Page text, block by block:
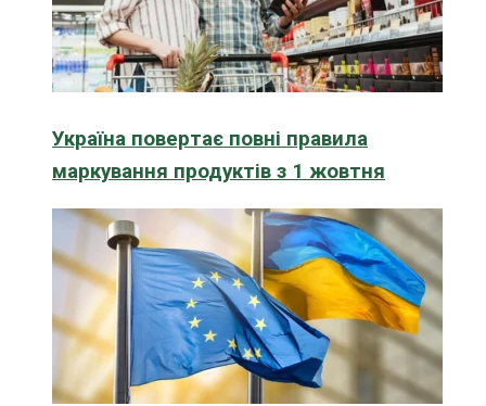
Україна повертає повні правила
маркування продуктів з 1 жовтня